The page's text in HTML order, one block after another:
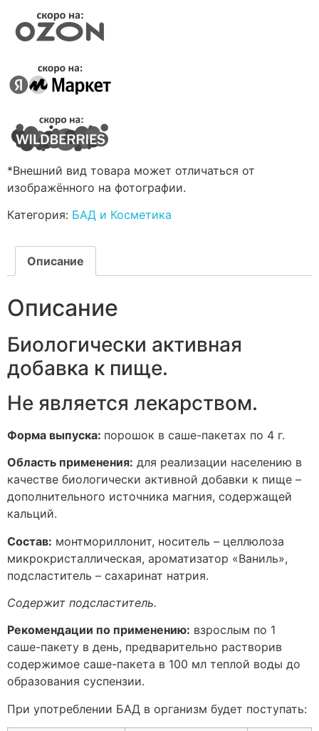
*Внешний вид товара может отличаться от
изображённого на фотографии.
Категория: БАД и Косметика
Описание
Описание
Биологически активная
добавка к пище.
Не является лекарством.
Форма выпуска: порошок в саше-пакетах по 4 г.
Область применения: для реализации населению в
качестве биологически активной добавки к пище –
дополнительного источника магния, содержащей
кальций.
Состав: монтмориллонит, носитель – целлюлоза
микрокристаллическая, ароматизатор «Ваниль»,
подсластитель – сахаринат натрия.
Содержит подсластитель.
Рекомендации по применению: взрослым по 1
саше-пакету в день, предварительно растворив
содержимое саше-пакета в 100 мл теплой воды до
образования суспензии.
При употреблении БАД в организм будет поступать: